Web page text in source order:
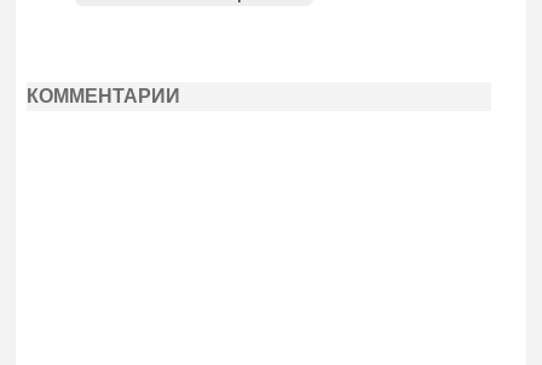
КОММЕНТАРИИ